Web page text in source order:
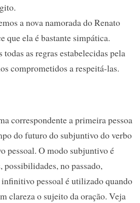
a nova namorada do Renato
que ela é bastante simpática.
todas as regras estabelecidas pela
comprometidos a respeitá-las.
correspondente a primeira pessoa
do futuro do subjuntivo do verbo
pessoal. O modo subjuntivo é
possibilidades, no passado,
infinitivo pessoal é utilizado quando
clareza o sujeito da oração. Veja